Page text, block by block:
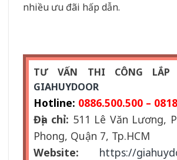
nhiều ưu đãi hấp dẫn.
TƯ VẤN THI CÔNG LẮP
GIAHUYDOOR
Hotline: 0886.500.500 –
Địa chỉ: 511 Lê Văn Lương,
Phong, Quận 7, Tp.HCM
Website:
https://